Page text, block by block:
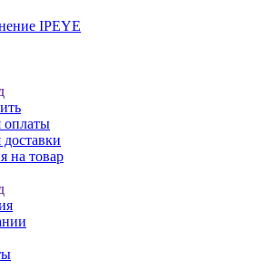
IPEYE
оплаты
на товар